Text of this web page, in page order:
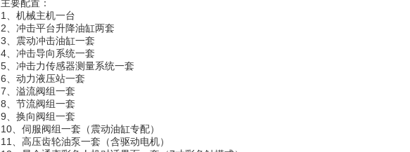
主要配置：
1、机械主机一台
2、冲击平台升降油缸两套
3、震动冲击油缸一套
4、冲击导向系统一套
5、冲击力传感器测量系统一套
6、动力液压站一套
7、溢流阀组一套
8、节流阀组一套
9、换向阀组一套
10、伺服阀组一套（震动油缸专配）
11、高压齿轮油泵一套（含驱动电机）